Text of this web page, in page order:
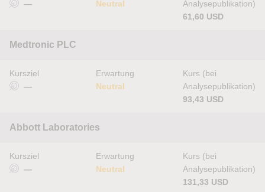
—
Neutral
Analysepublikation)
61,60 USD
Medtronic PLC
Kursziel
—
Erwartung
Neutral
Kurs (bei
Analysepublikation)
93,43 USD
Abbott Laboratories
Kursziel
—
Erwartung
Neutral
Kurs (bei
Analysepublikation)
131,33 USD